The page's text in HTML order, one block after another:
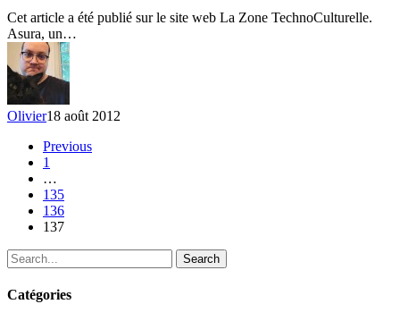
Cet article a été publié sur le site web La Zone TechnoCulturelle.
Asura, un…
Olivier18 août 2012
Previous
1
…
135
136
137
Search
Catégories